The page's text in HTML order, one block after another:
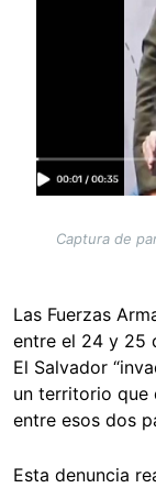
Captura de
Las Fuerzas
entre el 24 y 25
El Salvador
un territorio que
entre esos dos
Esta denuncia